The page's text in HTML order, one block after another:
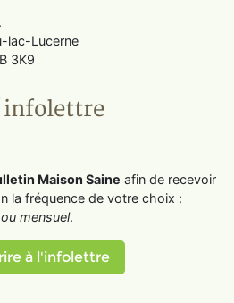
lac-Lucerne
3K9
Maison Saine afin de recevoir
la fréquence de votre choix :
mensuel.
à l'infolettre